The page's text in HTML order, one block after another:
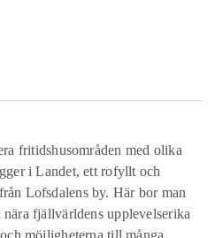
fritidshusområden med olika
i Landet, ett rofyllt och
Lofsdalens by. Här bor man
fjällvärldens upplevelserika
möjligheterna till många